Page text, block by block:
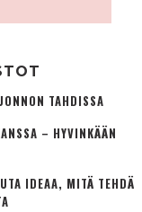
TAHDISSA
– HYVINKÄÄN
IDEAA, MITÄ TEHDÄ